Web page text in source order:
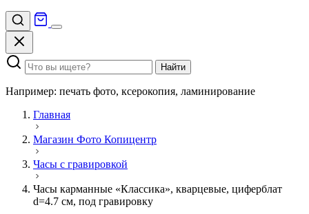
Найти
Например: печать фото, ксерокопия, ламинирование
Главная
Магазин Фото Копицентр
Часы с гравировкой
Часы карманные «Классика», кварцевые, циферблат
d=4.7 см, под гравировку